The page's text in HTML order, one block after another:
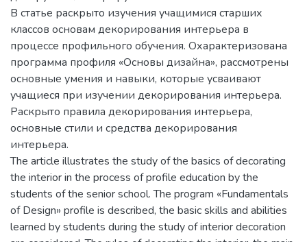
В статье раскрыто изучения учащимися старших
классов основам декорирования интерьера в
процессе профильного обучения. Охарактеризована
программа профиля «Основы дизайна», рассмотрены
основные умения и навыки, которые усваивают
учащиеся при изучении декорирования интерьера.
Раскрыто правила декорирования интерьера,
основные стили и средства декорирования
интерьера.
The article illustrates the study of the basics of decorating
the interior in the process of profile education by the
students of the senior school. The program «Fundamentals
of Design» profile is described, the basic skills and abilities
learned by students during the study of interior decoration